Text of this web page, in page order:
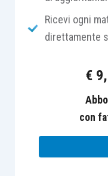
definita pagando:
intero
caso di
Ricevi ogni
direttamente
€
con